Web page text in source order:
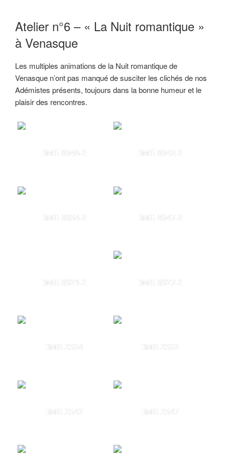
Atelier n°6 – « La Nuit romantique »
à Venasque
Les multiples animations de la Nuit romantique de
Venasque n’ont pas manqué de susciter les clichés de nos
Adémistes présents, toujours dans la bonne humeur et le
plaisir des rencontres.
IMG 8948-2 IMG 8942-2
IMG 8934-2 IMG 8947-2
IMG 8921-2 IMG 8927-2
IMG 2554 IMG 2552
IMG 2542 IMG 2547